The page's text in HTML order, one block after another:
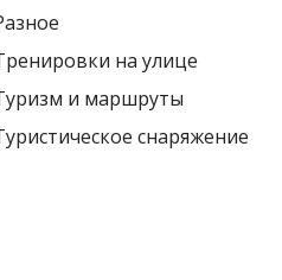
на улице
и маршруты
снаряжение